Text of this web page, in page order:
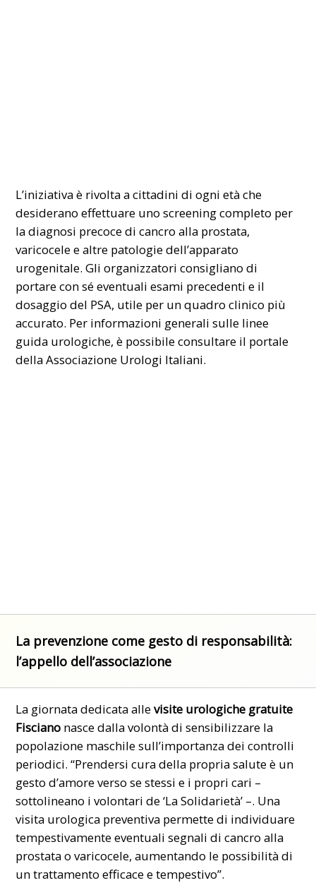
L’iniziativa è rivolta a cittadini di ogni età che
desiderano effettuare uno screening completo per
la diagnosi precoce di cancro alla prostata,
varicocele e altre patologie dell’apparato
urogenitale. Gli organizzatori consigliano di
portare con sé eventuali esami precedenti e il
dosaggio del PSA, utile per un quadro clinico più
accurato. Per informazioni generali sulle linee
guida urologiche, è possibile consultare il portale
dellaAssociazione Urologi Italiani.
La prevenzione come gesto di responsabilità:
l’appello dell’associazione
La giornata dedicata allevisite urologiche gratuite
Fisciano nasce dalla volontà di sensibilizzare la
popolazione maschile sull’importanza dei controlli
periodici. “Prendersi cura della propria salute è un
gesto d’amore verso se stessi e i propri cari –
sottolineano i volontari de ‘La Solidarietà’ –. Una
visita urologica preventiva permette di individuare
tempestivamente eventuali segnali di cancro alla
prostata o varicocele, aumentando le possibilità di
un trattamento efficace e tempestivo”.